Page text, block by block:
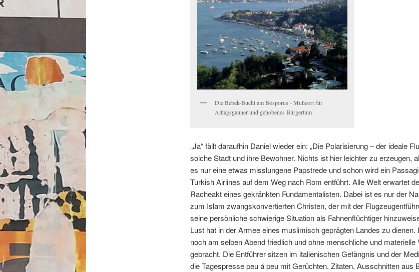
Die Bebek-Bucht am Bosporus - Mußeort für
Alltagsgauner und gehobenes Bürgertum
„Ja“ fällt daraufhin Daniel wieder ein: „Die Polarisierung – der ideale
solche Stadt und ihre Bewohner. Nichts ist hier leichter zu erzeugen,
es nur eine etwas misslungene Papstrede und schon wird ein
Turkish Airlines auf dem Weg nach Rom entführt. Alle Welt erwartet
Racheakt eines gekränkten Fundamentalisten. Dabei ist es nur der
zum Islam zwangskonvertierten Christen, der mit der
seine persönliche schwierige Situation als Fahnenflüchtiger
Lust hat in der Armee eines muslimisch geprägten Landes zu dienen.
noch am selben Abend friedlich und ohne menschliche und materielle
gebracht. Die Entführer sitzen im italienischen Gefängnis und der
die Tagespresse peu á peu mit Gerüchten, Zitaten, Ausschnitten aus